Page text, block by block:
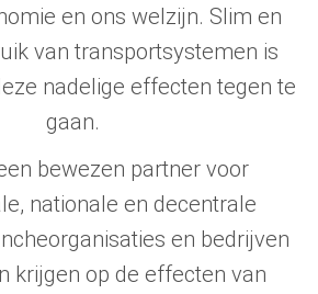
en ons welzijn. Slim en
van transportsystemen is
nadelige effecten tegen te
gaan.
bewezen partner voor
nationale en decentrale
en bedrijven
krijgen op de effecten van